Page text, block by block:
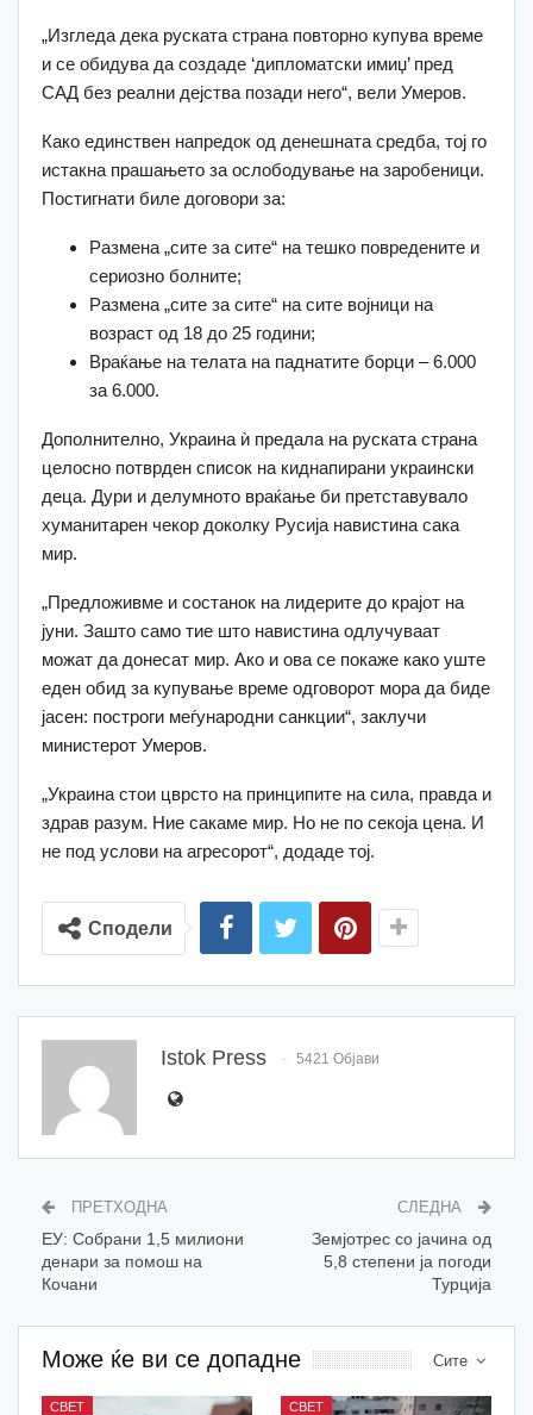
„Изгледа дека руската страна повторно купува време
и се обидува да создаде ‘дипломатски имиџ’ пред
САД без реални дејства позади него“, вели Умеров.
Како единствен напредок од денешната средба, тој го
истакна прашањето за ослободување на заробеници.
Постигнати биле договори за:
Размена „сите за сите“ на тешко повредените и
сериозно болните;
Размена „сите за сите“ на сите војници на
возраст од 18 до 25 години;
Враќање на телата на паднатите борци – 6.000
за 6.000.
Дополнително, Украина ѝ предала на руската страна
целосно потврден список на киднапирани украински
деца. Дури и делумното враќање би претставувало
хуманитарен чекор доколку Русија навистина сака
мир.
„Предложивме и состанок на лидерите до крајот на
јуни. Зашто само тие што навистина одлучуваат
можат да донесат мир. Ако и ова се покаже како уште
еден обид за купување време одговорот мора да биде
јасен: построги меѓународни санкции“, заклучи
министерот Умеров.
„Украина стои цврсто на принципите на сила, правда и
здрав разум. Ние сакаме мир. Но не по секоја цена. И
не под услови на агресорот“, додаде тој.
Сподели
Istok Press 5421 Објави
ПРЕТХОДНА
EУ: Собрани 1,5 милиони
денари за помош на
Кочани
СЛЕДНА
Земјотрес со јачина од
5,8 степени ја погоди
Турција
Сите
Може ќе ви се допадне
СВЕТ СВЕТ